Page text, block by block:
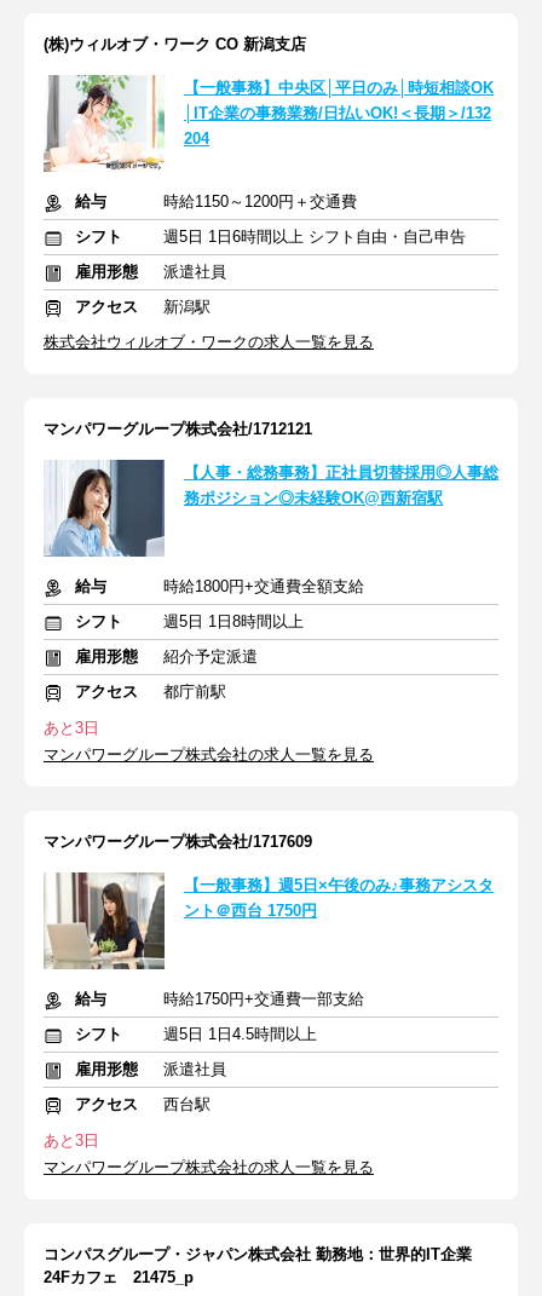
(株)ウィルオブ・ワーク CO 新潟支店
【一般事務】中央区│平日のみ│時短相談OK
│IT企業の事務業務/日払いOK!＜長期＞/132
204
給与
時給1150～1200円＋交通費
シフト
週5日 1日6時間以上 シフト自由・自己申告
雇用形態
派遣社員
アクセス
新潟駅
株式会社ウィルオブ・ワークの求人一覧を見る
マンパワーグループ株式会社/1712121
【人事・総務事務】正社員切替採用◎人事総
務ポジション◎未経験OK@西新宿駅
給与
時給1800円+交通費全額支給
シフト
週5日 1日8時間以上
雇用形態
紹介予定派遣
アクセス
都庁前駅
あと3日
マンパワーグループ株式会社の求人一覧を見る
マンパワーグループ株式会社/1717609
【一般事務】週5日×午後のみ♪事務アシスタ
ント＠西台 1750円
給与
時給1750円+交通費一部支給
シフト
週5日 1日4.5時間以上
雇用形態
派遣社員
アクセス
西台駅
あと3日
マンパワーグループ株式会社の求人一覧を見る
コンパスグループ・ジャパン株式会社 勤務地：世界的IT企業
24Fカフェ 21475_p